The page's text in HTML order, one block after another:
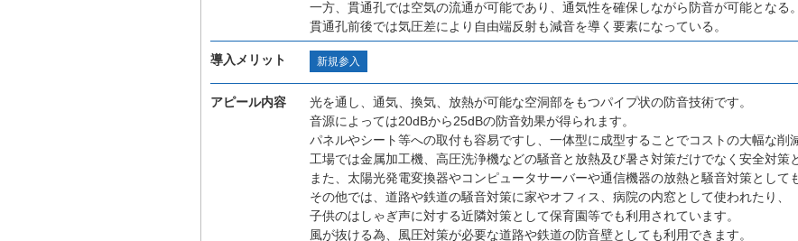
一方、貫通孔では空気の流通が可能であり、通気性を確保しながら防音が可能となる。
貫通孔前後では気圧差により自由端反射も減音を導く要素になっている。
導入メリット 新規参入
アピール内容
光を通し、通気、換気、放熱が可能な空洞部をもつパイプ状の防音技術です。
音源によっては20dBから25dBの防音効果が得られます。
パネルやシート等への取付も容易ですし、一体型に成型することでコストの大幅な削
工場では金属加工機、高圧洗浄機などの騒音と放熱及び暑さ対策だけでなく安全対策
また、太陽光発電変換器やコンピュータサーバーや通信機器の放熱と騒音対策として
その他では、道路や鉄道の騒音対策に家やオフィス、病院の内窓として使われたり、
子供のはしゃぎ声に対する近隣対策として保育園等でも利用されています。
風が抜ける為、風圧対策が必要な道路や鉄道の防音壁としても利用できます。